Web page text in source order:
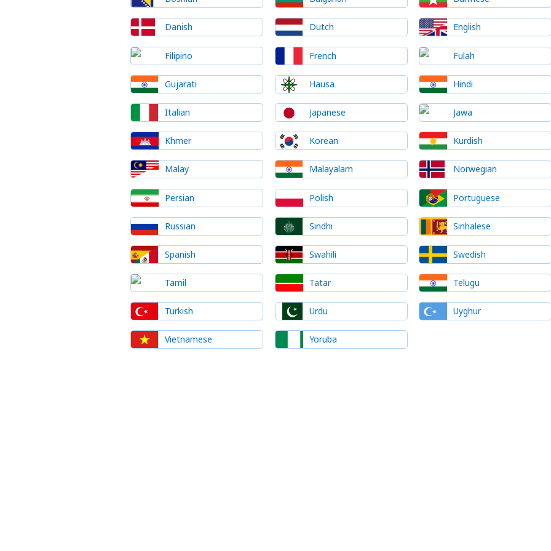
Danish Dutch English
Filipino French Fulah
Gujarati Hausa Hindi
Italian Japanese Jawa
Khmer Korean Kurdish
Malay Malayalam Norwegian
Persian Polish Portuguese
Russian Sindhi Sinhalese
Spanish Swahili Swedish
Tamil Tatar Telugu
Turkish Urdu Uyghur
Vietnamese Yoruba